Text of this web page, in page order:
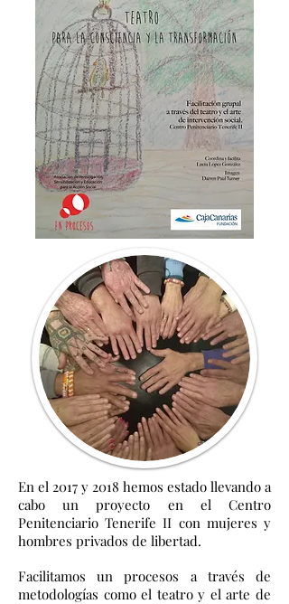
En el 2017 y 2018 hemos estado llevando a
cabo un proyecto en el Centro
Penitenciario Tenerife II con mujeres y
hombres privados de libertad.
Facilitamos un procesos a través de
metodologías como el teatro y el arte de